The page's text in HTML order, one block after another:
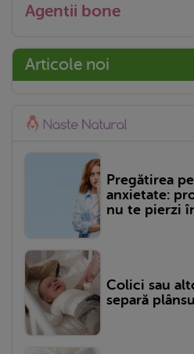
Agentii bone
Articole noi
Pregătirea
anxietate:
nu te pierzi
Colici sau
separă